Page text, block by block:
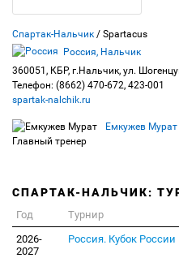
Спартак-Нальчик / Spartacus
Россия, Нальчик
360051, КБР, г.Нальчик, ул.
Телефон: (8662) 470-672, 423-001
spartak-nalchik.ru
Емкужев Мурат
Главный тренер
СПАРТАК-НАЛЬЧИК:
Год Турнир
2026-
2027
Россия. Кубок России